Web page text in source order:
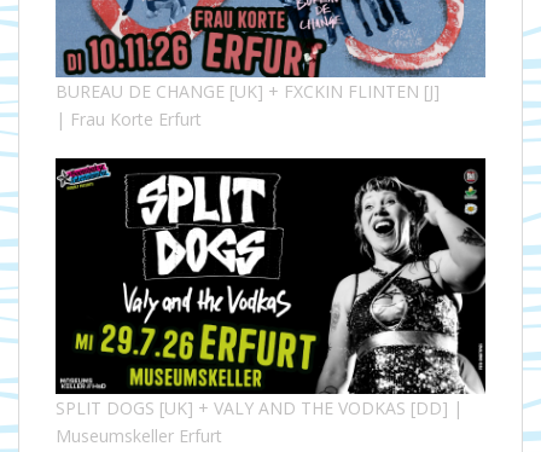
BUREAU DE CHANGE [UK] + FXCKIN FLINTEN [J]
| Frau Korte Erfurt
SPLIT DOGS [UK] + VALY AND THE VODKAS [DD] |
Museumskeller Erfurt